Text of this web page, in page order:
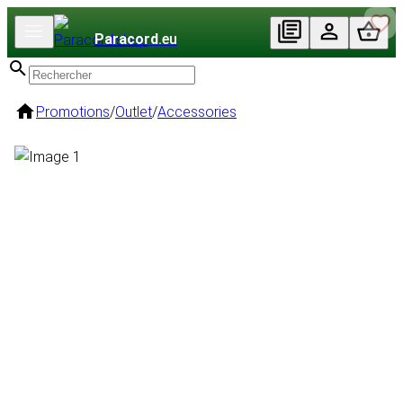
Paracord.eu
Promotions/Outlet/Accessories